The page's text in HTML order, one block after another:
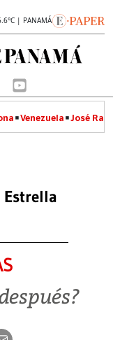
| PANAMÁ
Venezuela José
Estrella